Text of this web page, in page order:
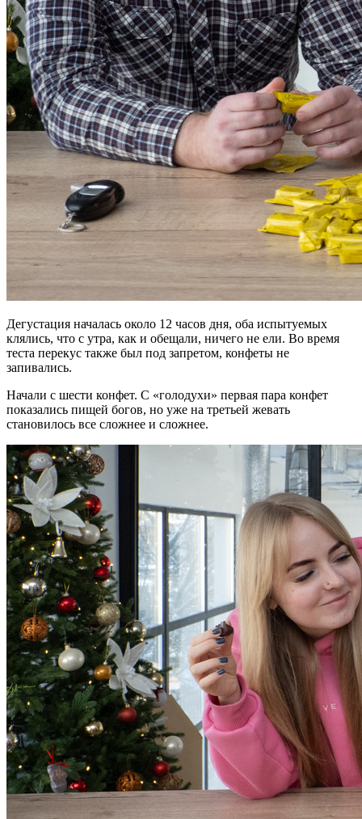
Дегустация началась около 12 часов дня, оба испытуемых
клялись, что с утра, как и обещали, ничего не ели. Во время
теста перекус также был под запретом, конфеты не
запивались.
Начали с шести конфет. С «голодухи»‎ первая пара конфет
показались пищей богов, но уже на третьей жевать
становилось все сложнее и сложнее.